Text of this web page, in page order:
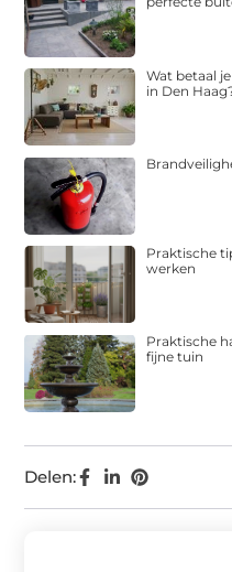
Delen:
Wat betaal
in Den
Praktische
werken
Praktische
fijne tuin